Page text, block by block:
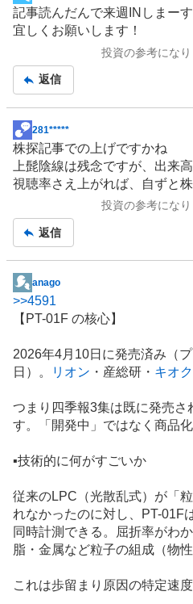
示
板
記事読んだんで来週INしまー
宜しくお願いします！
投資の参考になり
返信
掲
示
板
記
281*****
株探記事での上げですかね
上髭陰線は残念ですが、出来
視聴率さえ上がれば、自ずと
投資の参考になり
返信
掲
示
板
事
anago
>>4591
【PT-01F の核心】
2026年4月10日に発売済み（
日）。
リオン ・産総研・ キオ
つまり四季報3集は既に発売
す。「開発中」ではなく商品
▪️技術的に何がすごいか
従来のLPC（光散乱式）が「
れなかったのに対し、PT-01F
同時計測できる。屈折率がわ
脂・金属など粒子の組成（物
これは歩留まり原因の特定速